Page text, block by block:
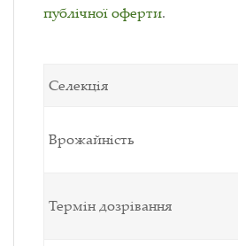
публічної оферти.
Селекція
Врожайність
Термін дозрівання